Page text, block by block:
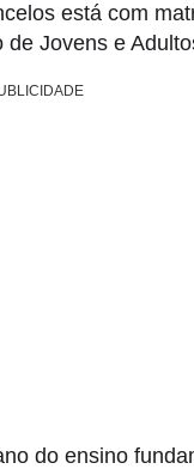
está com
Jovens e
do ensino